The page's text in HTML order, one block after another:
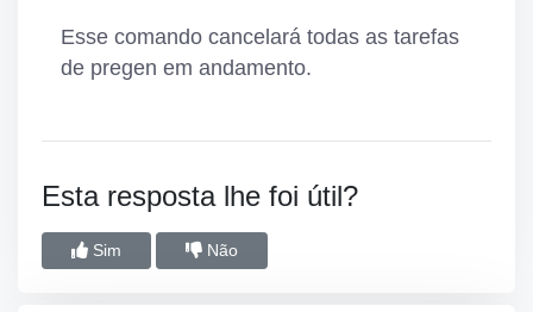
Esse comando cancelará todas as tarefas
de pregen em andamento.
Esta resposta lhe foi útil?
Sim Não